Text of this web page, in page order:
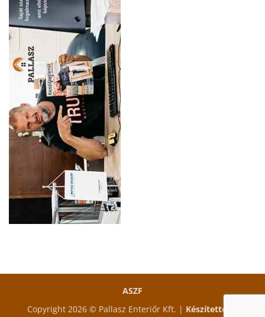
ASZF
Copyright 2026 © Pallasz Enteriőr Kft. | Készítette és